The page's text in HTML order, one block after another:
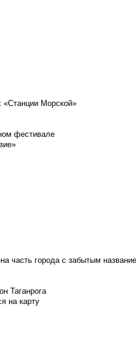
«Станции Морской»
фестивале
часть города с забытым
Таганрога
на карту